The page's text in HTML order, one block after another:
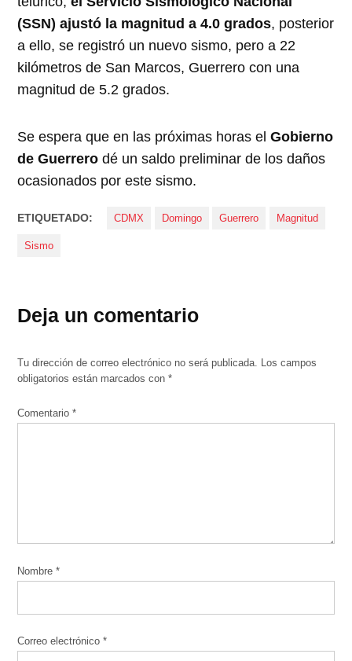
(SSN) ajustó la magnitud a 4.0 grados, posterior
a ello, se registró un nuevo sismo, pero a 22
kilómetros de San Marcos, Guerrero con una
magnitud de 5.2 grados.
Se espera que en las próximas horas elGobierno
de Guerrero dé un saldo preliminar de los daños
ocasionados por este sismo.
ETIQUETADO: CDMX Domingo Guerrero Magnitud
Sismo
Deja un comentario
Tu dirección de correo electrónico no será publicada.
Los campos
obligatorios están marcados con*
Comentario*
Nombre*
Correo electrónico*